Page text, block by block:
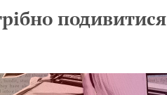
подивитися